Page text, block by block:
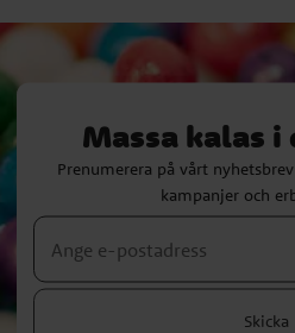
Massa kalas
Prenumerera på vårt
kampanjer och
Skicka